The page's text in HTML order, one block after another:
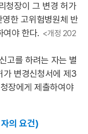
청장이 그 변경 허가
한 고위험병원체 반
여야 한다. <개정 202
고를 하려는 자는 별
가 변경신청서에 제3
장에게 제출하여야
의 요건)